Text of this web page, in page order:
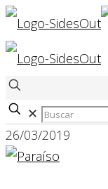
✕
26/03/2019